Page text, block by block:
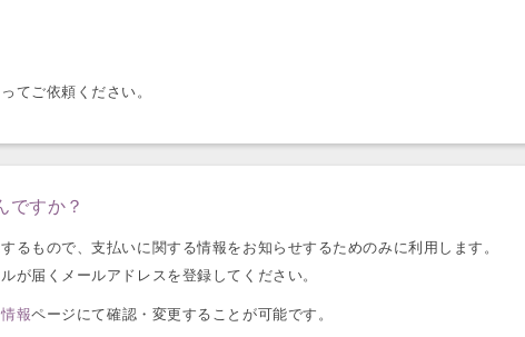
てご依頼ください。
ですか？
るもので、支払いに関する情報をお知らせするためのみに利用します。
が届くメールアドレスを登録してください。
報ページにて確認・変更することが可能です。